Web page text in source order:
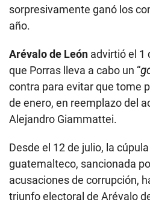
sorpresivamente ganó los
año.
Arévalo de León advirtió el 1
que Porras lleva a cabo un “
contra para evitar que tome
de enero, en reemplazo del
Alejandro Giammattei.
Desde el 12 de julio, la
guatemalteco, sancionada
acusaciones de corrupción,
triunfo electoral de Arévalo